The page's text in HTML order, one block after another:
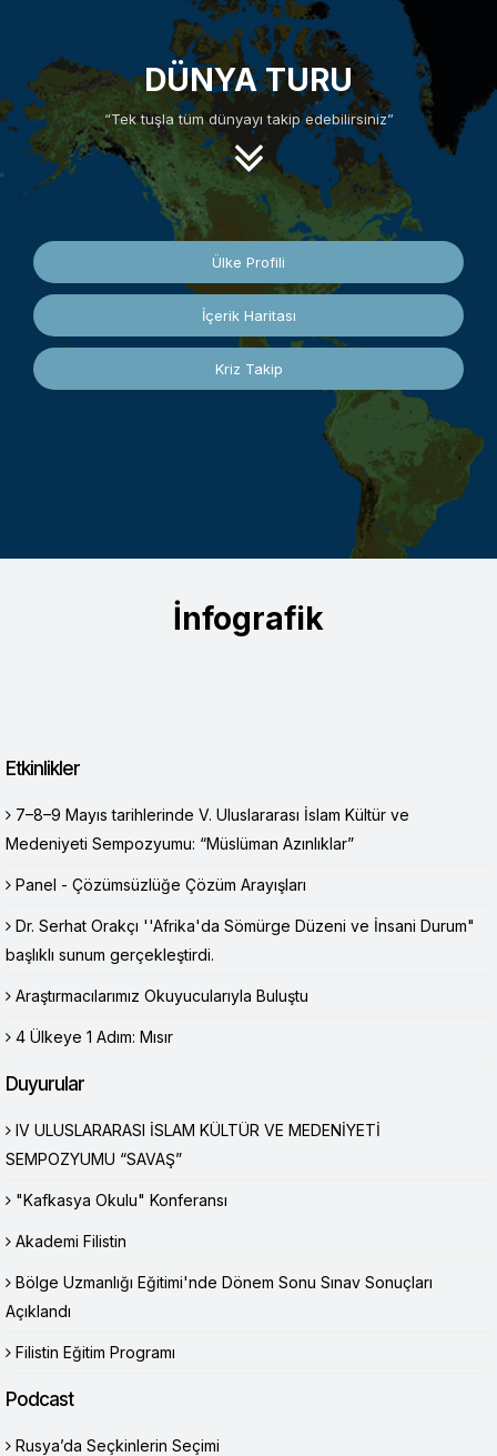
DÜNYA TURU
“Tek tuşla tüm dünyayı takip edebilirsiniz”
Ülke Profili
İçerik Haritası
Kriz Takip
İnfografik
Etkinlikler
7–8–9 Mayıs tarihlerinde V. Uluslararası İslam Kültür ve
Medeniyeti Sempozyumu: “Müslüman Azınlıklar”
Panel - Çözümsüzlüğe Çözüm Arayışları
Dr. Serhat Orakçı ''Afrika'da Sömürge Düzeni ve İnsani Durum"
başlıklı sunum gerçekleştirdi.
Araştırmacılarımız Okuyucularıyla Buluştu
4 Ülkeye 1 Adım: Mısır
Duyurular
IV ULUSLARARASI İSLAM KÜLTÜR VE MEDENİYETİ
SEMPOZYUMU “SAVAŞ”
"Kafkasya Okulu" Konferansı
Akademi Filistin
Bölge Uzmanlığı Eğitimi'nde Dönem Sonu Sınav Sonuçları
Açıklandı
Filistin Eğitim Programı
Podcast
Rusya’da Seçkinlerin Seçimi